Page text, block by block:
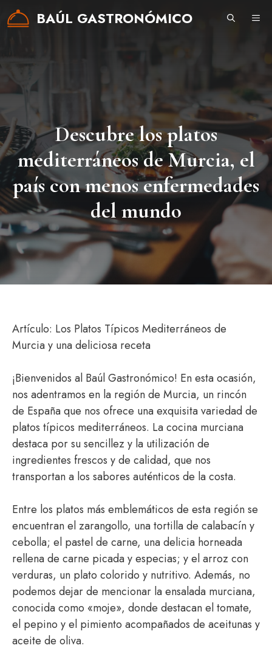
Saltar
BAÚL GASTRONÓMICO
Descubre los platos
mediterráneos de Murcia, el
país con menos enfermedades
del mundo
Artículo: Los Platos Típicos Mediterráneos de
Murcia y una deliciosa receta
¡Bienvenidos al Baúl Gastronómico! En esta ocasión,
nos adentramos en la región de Murcia, un rincón
de España que nos ofrece una exquisita variedad de
platos típicos mediterráneos. La cocina murciana
destaca por su sencillez y la utilización de
ingredientes frescos y de calidad, que nos
transportan a los sabores auténticos de la costa.
Entre los platos más emblemáticos de esta región se
encuentran el zarangollo, una tortilla de calabacín y
cebolla; el pastel de carne, una delicia horneada
rellena de carne picada y especias; y el arroz con
verduras, un plato colorido y nutritivo. Además, no
podemos dejar de mencionar la ensalada murciana,
conocida como «moje», donde destacan el tomate,
el pepino y el pimiento acompañados de aceitunas y
aceite de oliva.